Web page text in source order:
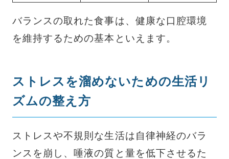
バランスの取れた食事は、健康な口腔環境
を維持するための基本といえます。
ストレスを溜めないための生活リ
ズムの整え方
ストレスや不規則な生活は自律神経のバラ
ンスを崩し、唾液の質と量を低下させるた